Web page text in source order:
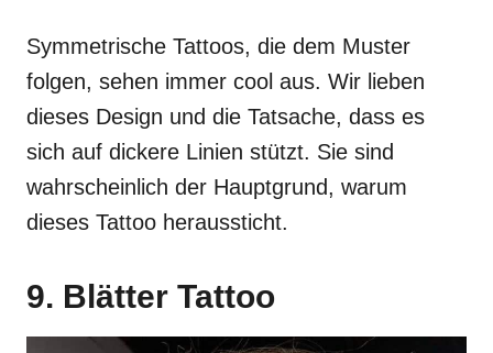
Symmetrische Tattoos, die dem Muster
folgen, sehen immer cool aus. Wir lieben
dieses Design und die Tatsache, dass es
sich auf dickere Linien stützt. Sie sind
wahrscheinlich der Hauptgrund, warum
dieses Tattoo heraussticht.
9. Blätter Tattoo